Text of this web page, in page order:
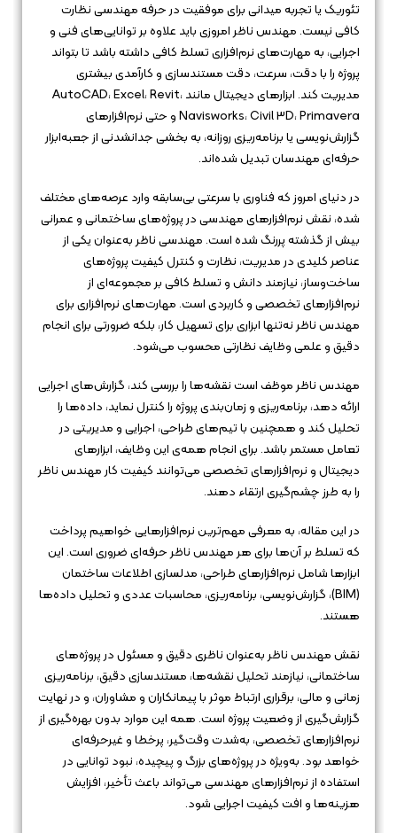
تئوریک یا تجربه میدانی برای موفقیت در حرفه مهندسی نظارت
کافی نیست. مهندس ناظر امروزی باید علاوه بر توانایی‌های فنی و
اجرایی، به مهارت‌های نرم‌افزاری تسلط کافی داشته باشد تا بتواند
پروژه را با دقت، سرعت، دقت مستندسازی و کارآمدی بیشتری
مدیریت کند. ابزارهای دیجیتال مانند AutoCAD، Excel، Revit،
Navisworks، Civil 3D، Primavera و حتی نرم‌افزارهای
گزارش‌نویسی یا برنامه‌ریزی روزانه، به بخشی جدانشدنی از جعبه‌ابزار
حرفه‌ای مهندسان تبدیل شده‌اند.
در دنیای امروز که فناوری با سرعتی بی‌سابقه وارد عرصه‌های مختلف
شده، نقش نرم‌افزارهای مهندسی در پروژه‌های ساختمانی و عمرانی
بیش از گذشته پررنگ شده است. مهندسی ناظر به‌عنوان یکی از
عناصر کلیدی در مدیریت، نظارت و کنترل کیفیت پروژه‌های
ساخت‌وساز، نیازمند دانش و تسلط کافی بر مجموعه‌ای از
نرم‌افزارهای تخصصی و کاربردی است. مهارت‌های نرم‌افزاری برای
مهندس ناظر نه‌تنها ابزاری برای تسهیل کار، بلکه ضرورتی برای انجام
دقیق و علمی وظایف نظارتی محسوب می‌شود.
مهندس ناظر موظف است نقشه‌ها را بررسی کند، گزارش‌های اجرایی
ارائه دهد، برنامه‌ریزی و زمان‌بندی پروژه را کنترل نماید، داده‌ها را
تحلیل کند و همچنین با تیم‌های طراحی، اجرایی و مدیریتی در
تعامل مستمر باشد. برای انجام همه‌ی این وظایف، ابزارهای
دیجیتال و نرم‌افزارهای تخصصی می‌توانند کیفیت کار مهندس ناظر
را به طرز چشم‌گیری ارتقاء دهند.
در این مقاله، به معرفی مهم‌ترین نرم‌افزارهایی خواهیم پرداخت
که تسلط بر آن‌ها برای هر مهندس ناظر حرفه‌ای ضروری است. این
ابزارها شامل نرم‌افزارهای طراحی، مدلسازی اطلاعات ساختمان
(BIM)، گزارش‌نویسی، برنامه‌ریزی، محاسبات عددی و تحلیل داده‌ها
هستند.
نقش مهندس ناظر به‌عنوان ناظری دقیق و مسئول در پروژه‌های
ساختمانی، نیازمند تحلیل نقشه‌ها، مستندسازی دقیق، برنامه‌ریزی
زمانی و مالی، برقراری ارتباط موثر با پیمانکاران و مشاوران، و در نهایت
گزارش‌گیری از وضعیت پروژه است. همه این موارد بدون بهره‌گیری از
نرم‌افزارهای تخصصی، به‌شدت وقت‌گیر، پرخطا و غیرحرفه‌ای
خواهد بود. به‌ویژه در پروژه‌های بزرگ و پیچیده، نبود توانایی در
استفاده از نرم‌افزارهای مهندسی می‌تواند باعث تأخیر، افزایش
هزینه‌ها و افت کیفیت اجرایی شود.